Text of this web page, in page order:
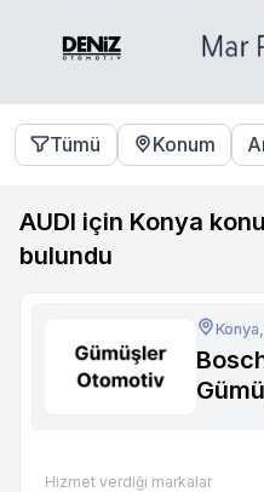
Tümü Konum
AUDI için Konya
bulundu
Hizmet verdiği markalar